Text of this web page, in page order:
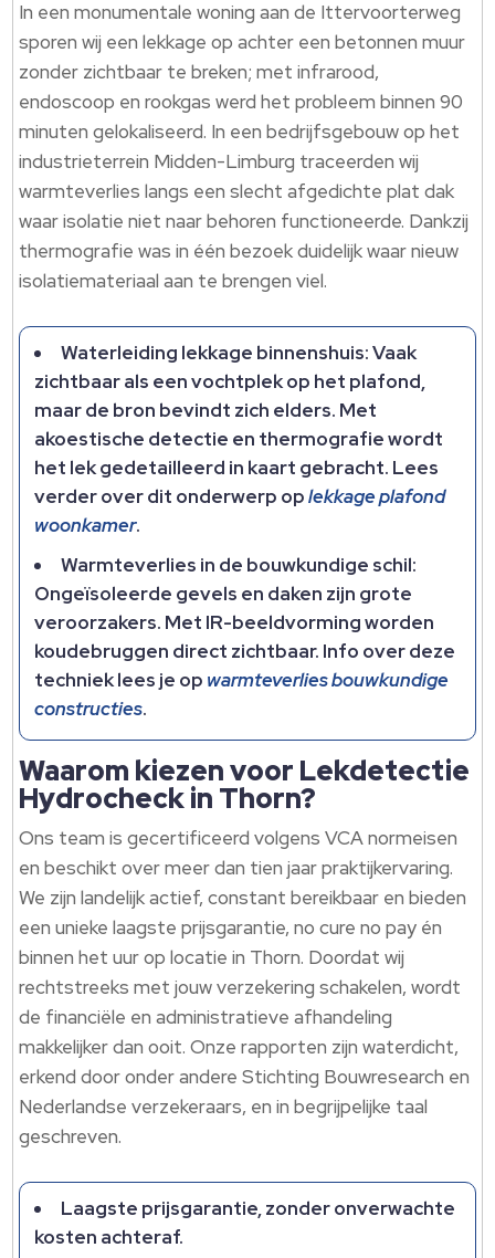
In een monumentale woning aan de Ittervoorterweg
sporen wij een lekkage op achter een betonnen muur
zonder zichtbaar te breken; met infrarood,
endoscoop en rookgas werd het probleem binnen 90
minuten gelokaliseerd. In een bedrijfsgebouw op het
industrieterrein Midden-Limburg traceerden wij
warmteverlies langs een slecht afgedichte plat dak
waar isolatie niet naar behoren functioneerde. Dankzij
thermografie was in één bezoek duidelijk waar nieuw
isolatiemateriaal aan te brengen viel.
Waterleiding lekkage binnenshuis: Vaak
zichtbaar als een vochtplek op het plafond,
maar de bron bevindt zich elders. Met
akoestische detectie en thermografie wordt
het lek gedetailleerd in kaart gebracht. Lees
verder over dit onderwerp oplekkage plafond
woonkamer.
Warmteverlies in de bouwkundige schil:
Ongeïsoleerde gevels en daken zijn grote
veroorzakers. Met IR-beeldvorming worden
koudebruggen direct zichtbaar. Info over deze
techniek lees je op warmteverlies bouwkundige
constructies.
Waarom kiezen voor Lekdetectie
Hydrocheck in Thorn?
Ons team is gecertificeerd volgens VCA normeisen
en beschikt over meer dan tien jaar praktijkervaring.
We zijn landelijk actief, constant bereikbaar en bieden
een unieke laagste prijsgarantie, no cure no pay én
binnen het uur op locatie in Thorn. Doordat wij
rechtstreeks met jouw verzekering schakelen, wordt
de financiële en administratieve afhandeling
makkelijker dan ooit. Onze rapporten zijn waterdicht,
erkend door onder andere Stichting Bouwresearch en
Nederlandse verzekeraars, en in begrijpelijke taal
geschreven.
Laagste prijsgarantie, zonder onverwachte
kosten achteraf.